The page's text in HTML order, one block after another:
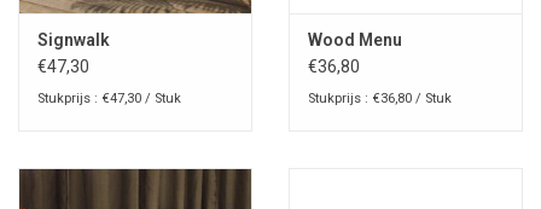
Signwalk
€47,30
Stukprijs : €47,30 / Stuk
Wood Menu
€36,80
Stukprijs : €36,80 / Stuk